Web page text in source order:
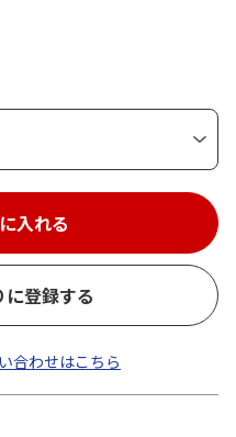
入れる
登録する
合わせはこちら